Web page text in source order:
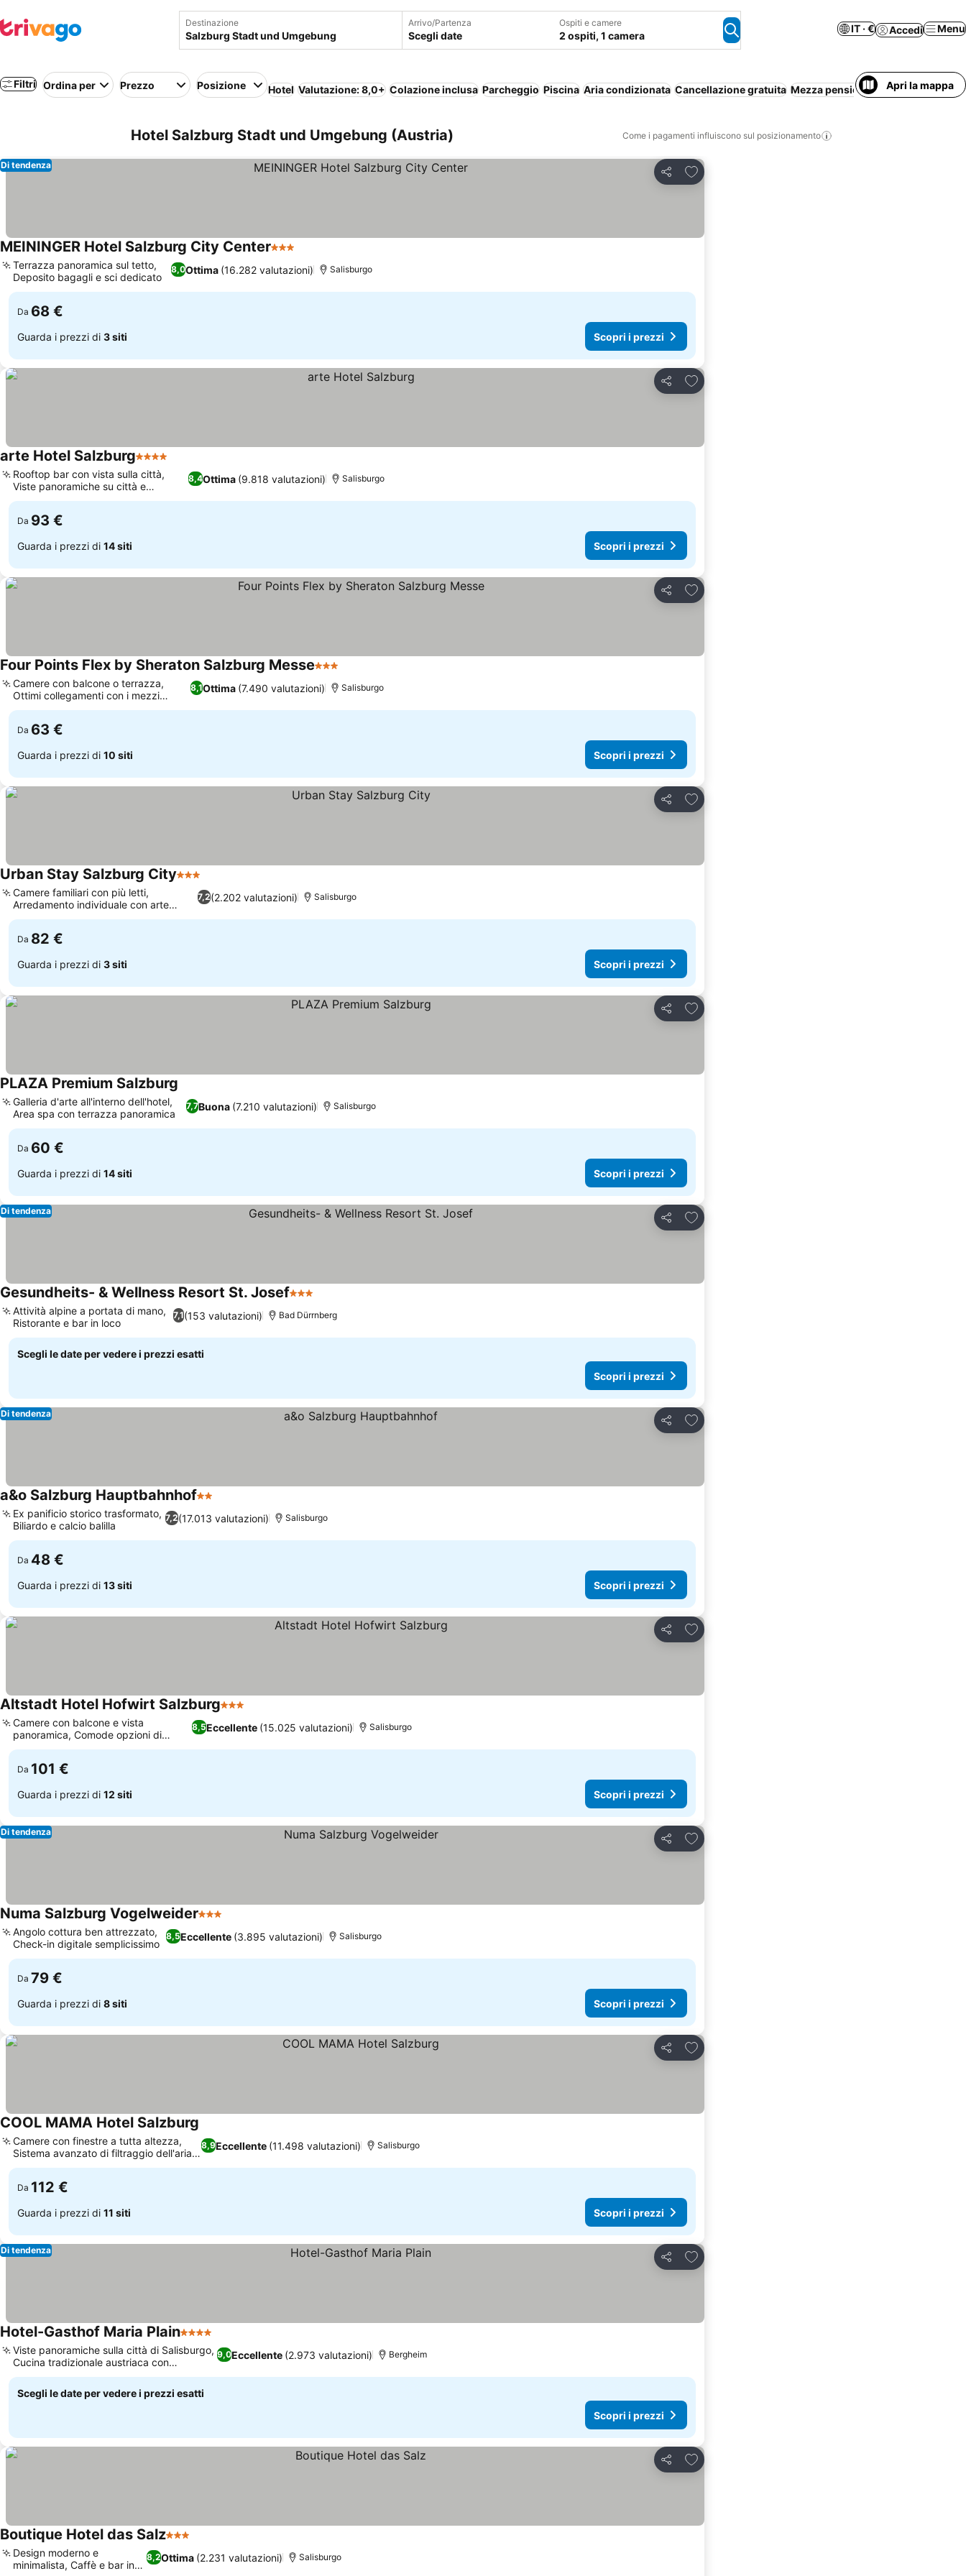
Destinazione Arrivo/Partenza
Scegli date
Ospiti e camere
2 ospiti, 1 camera
IT · € Accedi Menu
Filtri Ordina per Prezzo Posizione Hotel Valutazione: 8,0+ Colazione inclusa Parcheggio Piscina Aria condizionata Cancellazione gratuita Mezza pensione Aparthotel
Apri la mappa
Hotel Salzburg Stadt und Umgebung (Austria) Come i pagamenti influiscono sul posizionamento
Condividi
Aggiungi ai preferiti
Di tendenza
MEININGER Hotel Salzburg City Center3 Stelle
8,0Ottima (16.282 valutazioni)
Terrazza panoramica sul tetto,
Deposito bagagli e sci dedicato
Salisburgo
Da 68 €
Guarda i prezzi di 3 siti Scopri i prezzi
Condividi
Aggiungi ai preferiti
arte Hotel Salzburg4 Stelle
8,4Ottima (9.818 valutazioni)
Rooftop bar con vista sulla città,
Viste panoramiche su città e
montagne
Salisburgo
Da 93 €
Guarda i prezzi di 14 siti Scopri i prezzi
Condividi
Aggiungi ai preferiti
Four Points Flex by Sheraton Salzburg Messe3 Stelle
8,1Ottima (7.490 valutazioni)
Camere con balcone o terrazza,
Ottimi collegamenti con i mezzi
pubblici
Salisburgo
Da 63 €
Guarda i prezzi di 10 siti Scopri i prezzi
Condividi
Aggiungi ai preferiti
Urban Stay Salzburg City3 Stelle
7,2(2.202 valutazioni)
Camere familiari con più letti,
Arredamento individuale con arte
vivace
Salisburgo
Da 82 €
Guarda i prezzi di 3 siti Scopri i prezzi
Condividi
Aggiungi ai preferiti
PLAZA Premium Salzburg
7,7Buona (7.210 valutazioni)
Galleria d'arte all'interno dell'hotel,
Area spa con terrazza panoramica
Salisburgo
Da 60 €
Guarda i prezzi di 14 siti Scopri i prezzi
Condividi
Aggiungi ai preferiti
Di tendenza
Gesundheits- & Wellness Resort St. Josef3 Stelle
7,1(153 valutazioni)
Attività alpine a portata di mano,
Ristorante e bar in loco
Bad Dürrnberg
Scegli le date per vedere i prezzi esatti
Scopri i prezzi
Condividi
Aggiungi ai preferiti
Di tendenza
a&o Salzburg Hauptbahnhof2 Stelle
7,2(17.013 valutazioni)
Ex panificio storico trasformato,
Biliardo e calcio balilla
Salisburgo
Da 48 €
Guarda i prezzi di 13 siti Scopri i prezzi
Condividi
Aggiungi ai preferiti
Altstadt Hotel Hofwirt Salzburg3 Stelle
8,5Eccellente (15.025 valutazioni)
Camere con balcone e vista
panoramica, Comode opzioni di
parcheggio in loco
Salisburgo
Da 101 €
Guarda i prezzi di 12 siti Scopri i prezzi
Condividi
Aggiungi ai preferiti
Di tendenza
Numa Salzburg Vogelweider3 Stelle
8,5Eccellente (3.895 valutazioni)
Angolo cottura ben attrezzato,
Check-in digitale semplicissimo
Salisburgo
Da 79 €
Guarda i prezzi di 8 siti Scopri i prezzi
Condividi
Aggiungi ai preferiti
COOL MAMA Hotel Salzburg
8,9Eccellente (11.498 valutazioni)
Camere con finestre a tutta altezza,
Sistema avanzato di filtraggio dell'aria
in camera
Salisburgo
Da 112 €
Guarda i prezzi di 11 siti Scopri i prezzi
Condividi
Aggiungi ai preferiti
Di tendenza
Hotel-Gasthof Maria Plain4 Stelle
9,0Eccellente (2.973 valutazioni)
Viste panoramiche sulla città di Salisburgo,
Cucina tradizionale austriaca con
macelleria propria
Bergheim
Scegli le date per vedere i prezzi esatti
Scopri i prezzi
Condividi
Aggiungi ai preferiti
Boutique Hotel das Salz3 Stelle
8,2Ottima (2.231 valutazioni)
Design moderno e
minimalista, Caffè e bar in
Salisburgo